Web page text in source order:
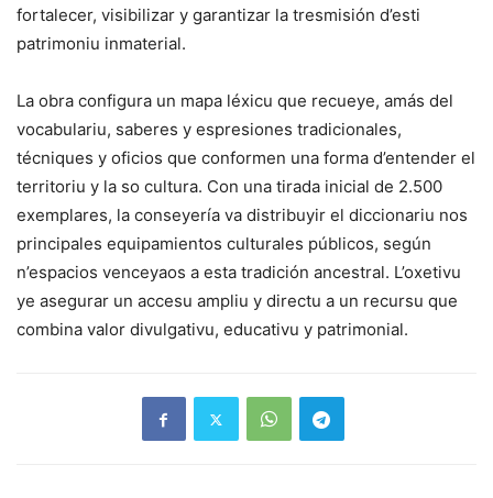
fortalecer, visibilizar y garantizar la tresmisión d’esti
patrimoniu inmaterial.
La obra configura un mapa léxicu que recueye, amás del
vocabulariu, saberes y espresiones tradicionales,
técniques y oficios que conformen una forma d’entender el
territoriu y la so cultura. Con una tirada inicial de 2.500
exemplares, la conseyería va distribuyir el diccionariu nos
principales equipamientos culturales públicos, según
n’espacios venceyaos a esta tradición ancestral. L’oxetivu
ye asegurar un accesu ampliu y directu a un recursu que
combina valor divulgativu, educativu y patrimonial.